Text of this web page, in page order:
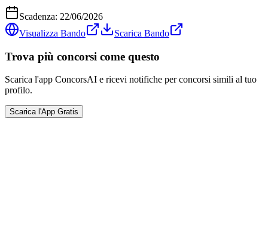
Scadenza: 22/06/2026
Visualizza Bando
Scarica Bando
Trova più concorsi come questo
Scarica l'app ConcorsAI e ricevi notifiche per concorsi simili al tuo
profilo.
Scarica l'App Gratis